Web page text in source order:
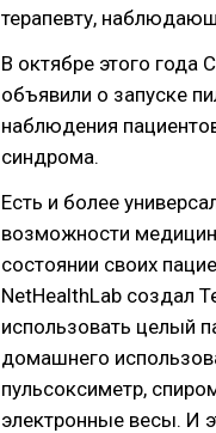
терапевту,
В октябре этого
объявили о запуске
наблюдения
синдрома.
Есть и более
возможности
состоянии своих
NetHealthLab создал
использовать целый
домашнего
пульсоксиметр,
электронные весы. И